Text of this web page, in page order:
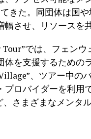
きた。同団体は国
させ、リソースを
Tour”では、フェン
を支援するための
、ツアー中の
ロバイダーを利用
さまざまなメンタ